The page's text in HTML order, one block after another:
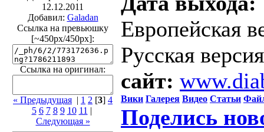
12.12.2011
Добавил: Galadan
Ссылка на превьюшку
[~450px/450px]:
Ссылка на оригинал:
« Предыдущая | 1 2 [3] 4
5 6 7 8 9 10 11 |
Следующая »
Европейская
Русская
сайт:
Вики Галерея Видео Статьи
Поделись